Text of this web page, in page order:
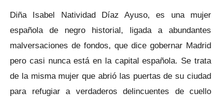
Diña Isabel Natividad Díaz Ayuso, es una mujer
española de negro historial, ligada a abundantes
malversaciones de fondos, que dice gobernar Madrid
pero casi nunca está en la capital española. Se trata
de la misma mujer que abrió las puertas de su ciudad
para refugiar a verdaderos delincuentes de cuello